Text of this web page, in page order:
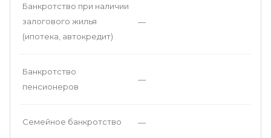
Банкротство при наличии
залогового жилья
(ипотека, автокредит)
—
Банкротство
пенсионеров
—
Семейное банкротство —